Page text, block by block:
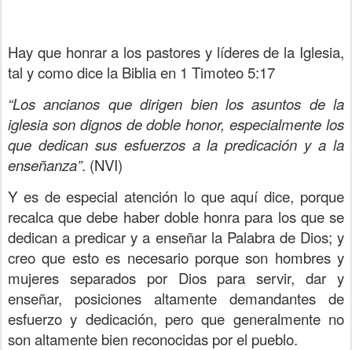
Hay que honrar a los pastores y líderes de la Iglesia,
tal y como dice la Biblia en 1 Timoteo 5:17
“Los ancianos que dirigen bien los asuntos de la
iglesia son dignos de doble honor, especialmente los
que dedican sus esfuerzos a la predicación y a la
enseñanza”. (NVI)
Y es de especial atención lo que aquí dice, porque
recalca que debe haber doble honra para los que se
dedican a predicar y a enseñar la Palabra de Dios; y
creo que esto es necesario porque son hombres y
mujeres separados por Dios para servir, dar y
enseñar, posiciones altamente demandantes de
esfuerzo y dedicación, pero que generalmente no
son altamente bien reconocidas por el pueblo.